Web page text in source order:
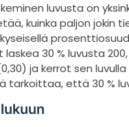
luvusta on
kuinka paljon jokin
laskea 30 % luvusta
ja kerrot sen luvulla
tarkoittaa, että 30 %